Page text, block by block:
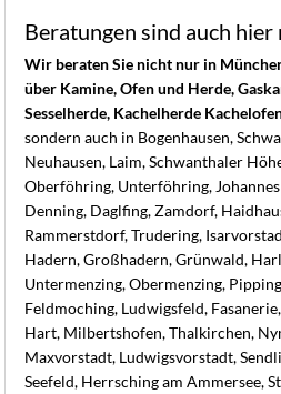
Beratungen sind auch hier
Wir beraten Sie nicht nur in
über Kamine, Ofen und Herde,
Sesselherde, Kachelherde
sondern auch in Bogenhausen,
Neuhausen, Laim, Schwanthaler
Oberföhring, Unterföhring,
Denning, Daglfing, Zamdorf,
Rammerstdorf, Trudering,
Hadern, Großhadern, Grünwald,
Untermenzing, Obermenzing,
Feldmoching, Ludwigsfeld,
Hart, Milbertshofen, Thalkirchen,
Maxvorstadt, Ludwigsvorstadt,
Seefeld, Herrsching am Ammersee,